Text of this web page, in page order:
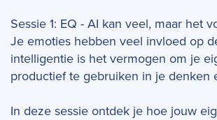
Sessie 1: EQ - AI kan veel, maar het
Je emoties hebben veel invloed op
intelligentie is het vermogen om je
productief te gebruiken in je denken
In deze sessie ontdek je hoe jouw